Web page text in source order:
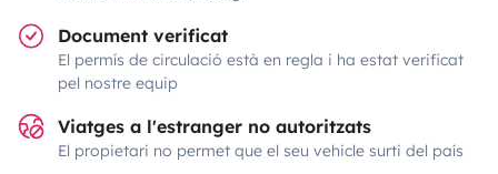
Document verificat
El permís de circulació està en regla i ha estat verificat
pel nostre equip
Viatges a l'estranger no autoritzats
El propietari no permet que el seu vehicle surti del país